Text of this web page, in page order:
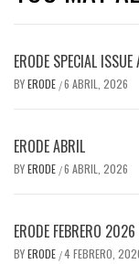
ERODE SPECIAL
BYERODE /6 ABRIL, 2026
ERODE ABRIL
BYERODE /6 ABRIL, 2026
ERODE FEBRERO 2026
BYERODE /4 FEBRERO,